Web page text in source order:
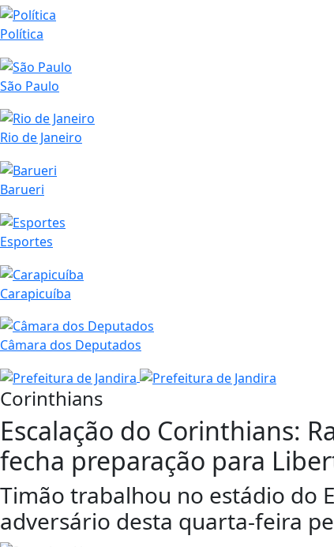
Política
São Paulo
Rio de Janeiro
Barueri
Esportes
Carapicuíba
Câmara dos Deputados
Corinthians
Escalação do Corinthians:
fecha preparação para
Timão trabalhou no estádio do
adversário desta quarta-feira